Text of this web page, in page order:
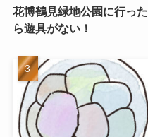
花博鶴見緑地公園に行った
ら遊具がない！